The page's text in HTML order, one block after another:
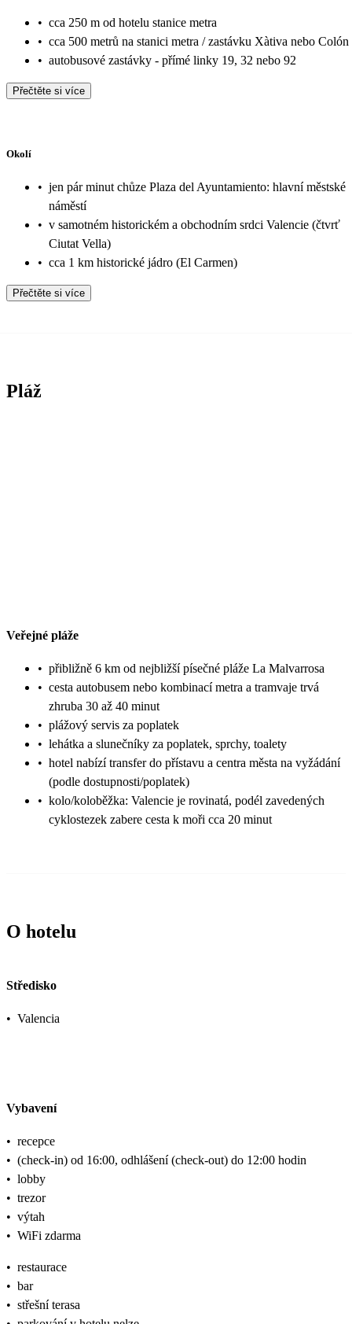
• cca 250 m od hotelu stanice metra
• cca 500 metrů na stanici metra / zastávku Xàtiva nebo Colón
• autobusové zastávky - přímé linky 19, 32 nebo 92
Přečtěte si více
Okolí
• jen pár minut chůze Plaza del Ayuntamiento: hlavní městské
náměstí
• v samotném historickém a obchodním srdci Valencie (čtvrť
Ciutat Vella)
• cca 1 km historické jádro (El Carmen)
Přečtěte si více
Pláž
Veřejné pláže
• přibližně 6 km od nejbližší písečné pláže La Malvarrosa
• cesta autobusem nebo kombinací metra a tramvaje trvá
zhruba 30 až 40 minut
• plážový servis za poplatek
• lehátka a slunečníky za poplatek, sprchy, toalety
• hotel nabízí transfer do přístavu a centra města na vyžádání
(podle dostupnosti/poplatek)
• kolo/koloběžka: Valencie je rovinatá, podél zavedených
cyklostezek zabere cesta k moři cca 20 minut
O hotelu
Středisko
• Valencia
Vybavení
• recepce
• (check-in) od 16:00, odhlášení (check-out) do 12:00 hodin
• lobby
• trezor
• výtah
• WiFi zdarma
• restaurace
• bar
• střešní terasa